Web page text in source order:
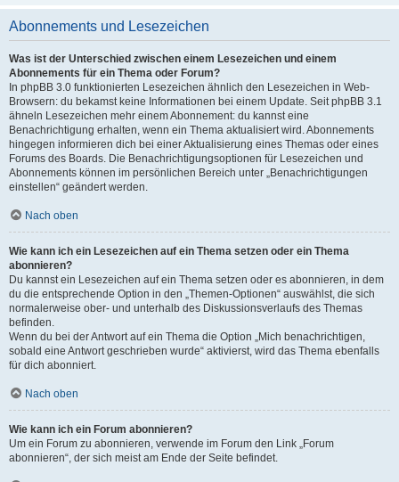
Abonnements und Lesezeichen
Was ist der Unterschied zwischen einem Lesezeichen und einem
Abonnements für ein Thema oder Forum?
In phpBB 3.0 funktionierten Lesezeichen ähnlich den Lesezeichen in Web-
Browsern: du bekamst keine Informationen bei einem Update. Seit phpBB 3.1
ähneln Lesezeichen mehr einem Abonnement: du kannst eine
Benachrichtigung erhalten, wenn ein Thema aktualisiert wird. Abonnements
hingegen informieren dich bei einer Aktualisierung eines Themas oder eines
Forums des Boards. Die Benachrichtigungsoptionen für Lesezeichen und
Abonnements können im persönlichen Bereich unter „Benachrichtigungen
einstellen“ geändert werden.
Nach oben
Wie kann ich ein Lesezeichen auf ein Thema setzen oder ein Thema
abonnieren?
Du kannst ein Lesezeichen auf ein Thema setzen oder es abonnieren, in dem
du die entsprechende Option in den „Themen-Optionen“ auswählst, die sich
normalerweise ober- und unterhalb des Diskussionsverlaufs des Themas
befinden.
Wenn du bei der Antwort auf ein Thema die Option „Mich benachrichtigen,
sobald eine Antwort geschrieben wurde“ aktivierst, wird das Thema ebenfalls
für dich abonniert.
Nach oben
Wie kann ich ein Forum abonnieren?
Um ein Forum zu abonnieren, verwende im Forum den Link „Forum
abonnieren“, der sich meist am Ende der Seite befindet.